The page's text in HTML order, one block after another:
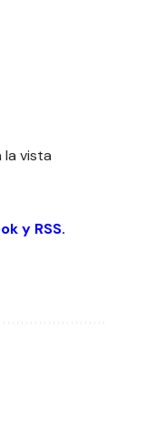
la vista
y RSS.